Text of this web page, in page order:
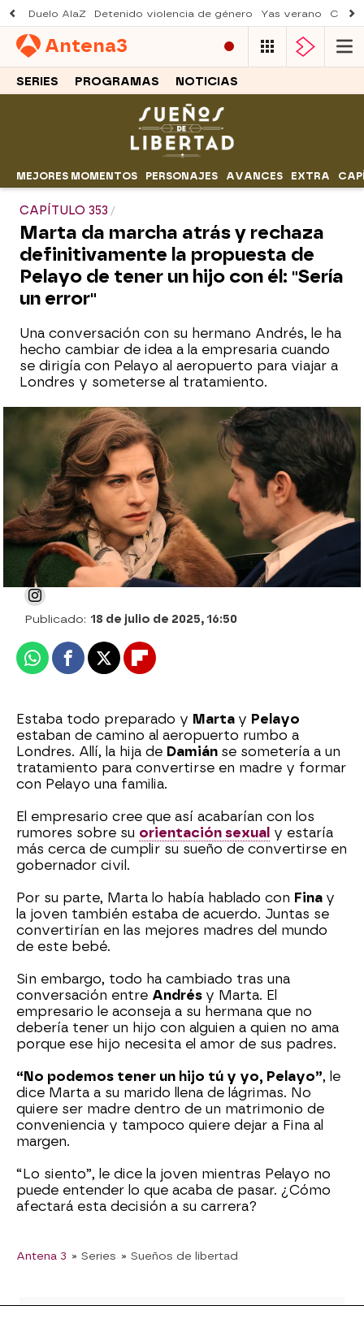
Duelo AlaZ Detenido violencia de género Yas verano
Antena3
SERIES PROGRAMAS NOTICIAS
MEJORES MOMENTOS PERSONAJES AVANCES EXTRA
CAPÍTULO 353
Marta da marcha atrás y rechaza
definitivamente la propuesta de
Pelayo de tener un hijo con él: "Sería
un error"
Una conversación con su hermano Andrés, le ha
hecho cambiar de idea a la empresaria cuando
se dirigía con Pelayo al aeropuerto para viajar a
Londres y someterse al tratamiento.
“Formemos nuestra propia familia”: Fina
acepta convertirse en madre con Marta
Julia Zapata López
Publicado: 18 de julio de 2025, 16:50
WhatsappFacebook
X Flipboard
Estaba todo preparado y Marta y Pelayo
estaban de camino al aeropuerto rumbo a
Londres. Allí, la hija de Damián se sometería a un
tratamiento para convertirse en madre y formar
con Pelayo una familia.
El empresario cree que así acabarían con los
rumores sobre su orientación sexual y estaría
más cerca de cumplir su sueño de convertirse en
gobernador civil.
Por su parte, Marta lo había hablado con Fina y
la joven también estaba de acuerdo. Juntas se
convertirían en las mejores madres del mundo
de este bebé.
Sin embargo, todo ha cambiado tras una
conversación entre Andrés y Marta. El
empresario le aconseja a su hermana que no
debería tener un hijo con alguien a quien no ama
porque ese hijo necesita el amor de sus padres.
“No podemos tener un hijo tú y yo, Pelayo”, le
dice Marta a su marido llena de lágrimas. No
quiere ser madre dentro de un matrimonio de
conveniencia y tampoco quiere dejar a Fina al
margen.
“Lo siento”, le dice la joven mientras Pelayo no
puede entender lo que acaba de pasar. ¿Cómo
afectará esta decisión a su carrera?
Antena 3 » Series » Sueños de libertad